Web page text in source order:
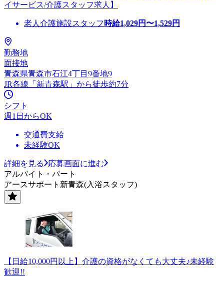
イサービス/介護スタッフ求人】
老人介護施設スタッフ 時給1,029円〜1,529円
勤務地
面接地
青森県青森市石江4丁目9番地9
JR各線「新青森駅」から徒歩約7分
シフト
週1日からOK
交通費支給
未経験OK
詳細を見る
応募画面に進む
アルバイト・パート
アースサポート新青森(入浴スタッフ)
【日給10,000円以上】介護の資格がなくても大丈夫♪未経験
歓迎!!